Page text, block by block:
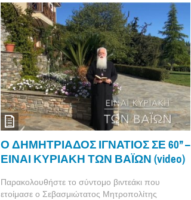
Ο ΔΗΜΗΤΡΙΑΔΟΣ ΙΓΝΑΤΙΟΣ ΣΕ 60’’ –
ΕΙΝΑΙ ΚΥΡΙΑΚΗ ΤΩΝ ΒΑΪΩΝ (video)
Παρακολουθήστε το σύντομο βιντεάκι που
ετοίμασε ο Σεβασμιώτατος Μητροπολίτης